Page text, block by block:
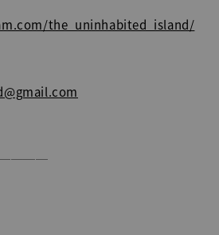
the_uninhabited_island/